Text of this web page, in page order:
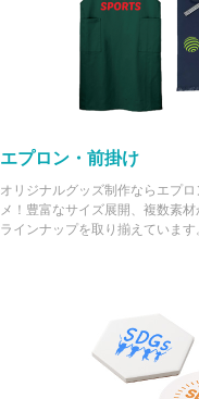
エプロン・前掛け
オリジナルグッズ制作ならエプ
メ！豊富なサイズ展開、複数素
ラインナップを取り揃えています